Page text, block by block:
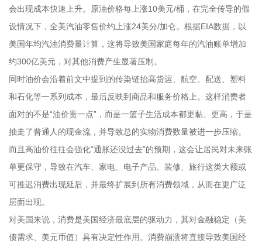
会出现成本快速上升。原油价格每上涨10美元/桶，在完全传导的假
设情况下，全美汽油零售价约上涨24美分/加仑。根据EIA数据，以
美国年均汽油消费量计算，这将导致美国家庭每年的汽油账单增加
约300亿美元，对其他消费产生显著压制。
同时油价会沿着前文中提到的传染链抬高货运、航空、配送、塑料
和石化等一系列成本，最后反映到商品和服务价格上。这样消费者
面对的不是“油价贵一点”，而是一篮子生活成本都更黏、更高，于是
抽走了普通人的现金流，并导致总的实物消费数量被进一步压缩。
而且高油价往往会强化“通胀还没过去”的预期，这会让居民对未来账
单更保守，导致在汽车、家电、电子产品、装修、旅行这类大额或
可推迟消费出现延后，并最终扩展到所有消费领域，从而在更广泛
层面出现。
对美国来说，消费是美国经济最底层的驱动力，其对金融稳定（美
债需求、美元币值）具有决定性作用。消费崩溃将直接导致美国经